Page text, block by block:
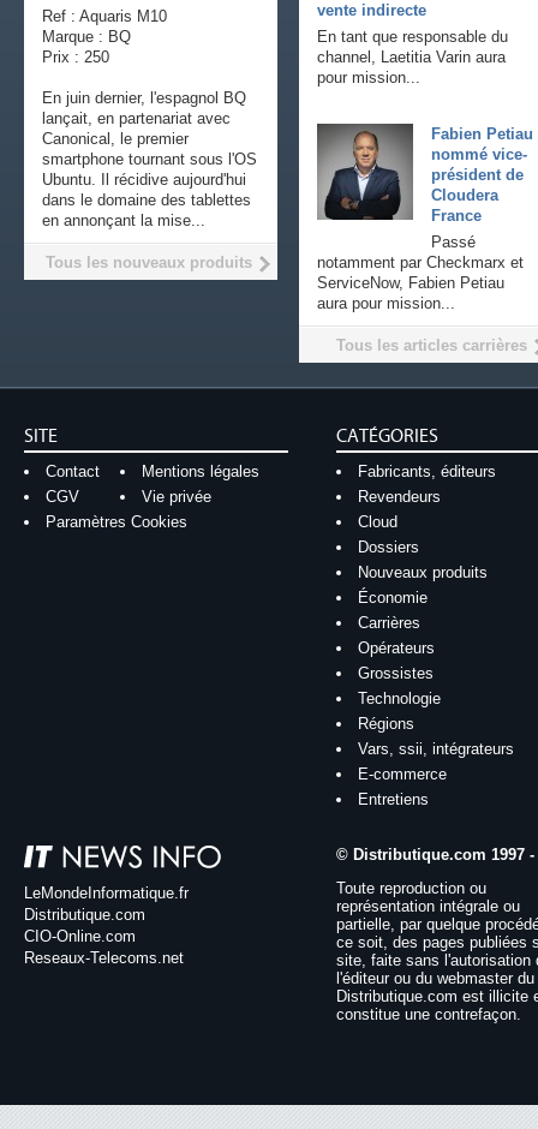
vente indirecte
En tant que responsable du
channel, Laetitia Varin aura
pour mission...
Fabien Petiau
nommé vice-
président de
Cloudera
France
Passé
notamment par Checkmarx et
ServiceNow, Fabien Petiau
aura pour mission...
Tous les articles carrières
Ref : Aquaris M10
Marque : BQ
Prix : 250
En juin dernier, l'espagnol BQ
lançait, en partenariat avec
Canonical, le premier
smartphone tournant sous l'OS
Ubuntu. Il récidive aujourd'hui
dans le domaine des tablettes
en annonçant la mise...
Tous les nouveaux produits
SITE
Contact
Mentions légales
CGV
Vie privée
Paramètres Cookies
CATÉGORIES
Fabricants, éditeurs
Revendeurs
Cloud
Dossiers
Nouveaux produits
Économie
Carrières
Opérateurs
Grossistes
Technologie
Régions
Vars, ssii, intégrateurs
E-commerce
Entretiens
LeMondeInformatique.fr
Distributique.com
CIO-Online.com
Reseaux-Telecoms.net
© Distributique.com 1997 -
Toute reproduction ou
représentation intégrale ou
partielle, par quelque
ce soit, des pages publiées
site, faite sans l'autorisation
l'éditeur ou du webmaster
Distributique.com est illicite
constitue une contrefaçon.